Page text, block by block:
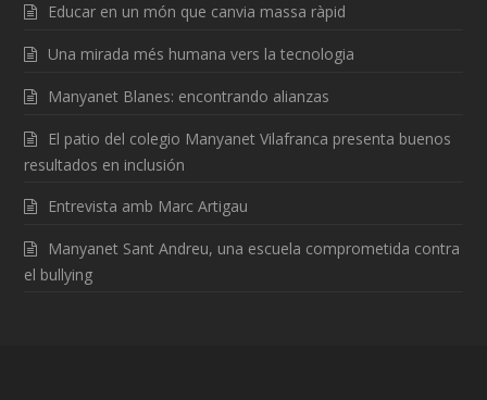
Educar en un món que canvia massa ràpid
Una mirada més humana vers la tecnologia
Manyanet Blanes: encontrando alianzas
El patio del colegio Manyanet Vilafranca presenta buenos
resultados en inclusión
Entrevista amb Marc Artigau
Manyanet Sant Andreu, una escuela comprometida contra
el bullying